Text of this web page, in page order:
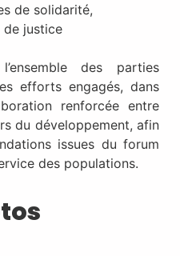
de solidarité,
de justice
des parties
efforts engagés, dans
renforcée entre
du développement, afin
issues du forum
des populations.